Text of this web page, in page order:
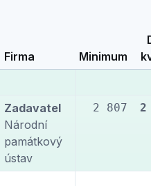
Firma Minimum
Zadavatel
Národní
památkový
ústav
2 807 2